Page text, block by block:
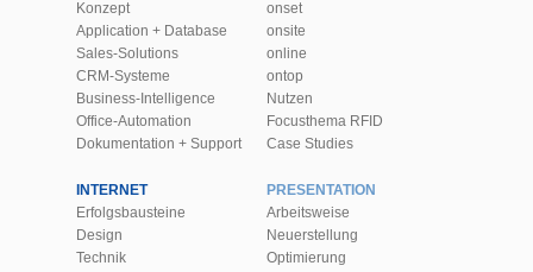
Konzept
Application + Database
Sales-Solutions
CRM-Systeme
Business-Intelligence
Office-Automation
Dokumentation + Support
onset
onsite
online
ontop
Nutzen
Focusthema RFID
Case Studies
INTERNET
Erfolgsbausteine
Design
Technik
PRESENTATION
Arbeitsweise
Neuerstellung
Optimierung